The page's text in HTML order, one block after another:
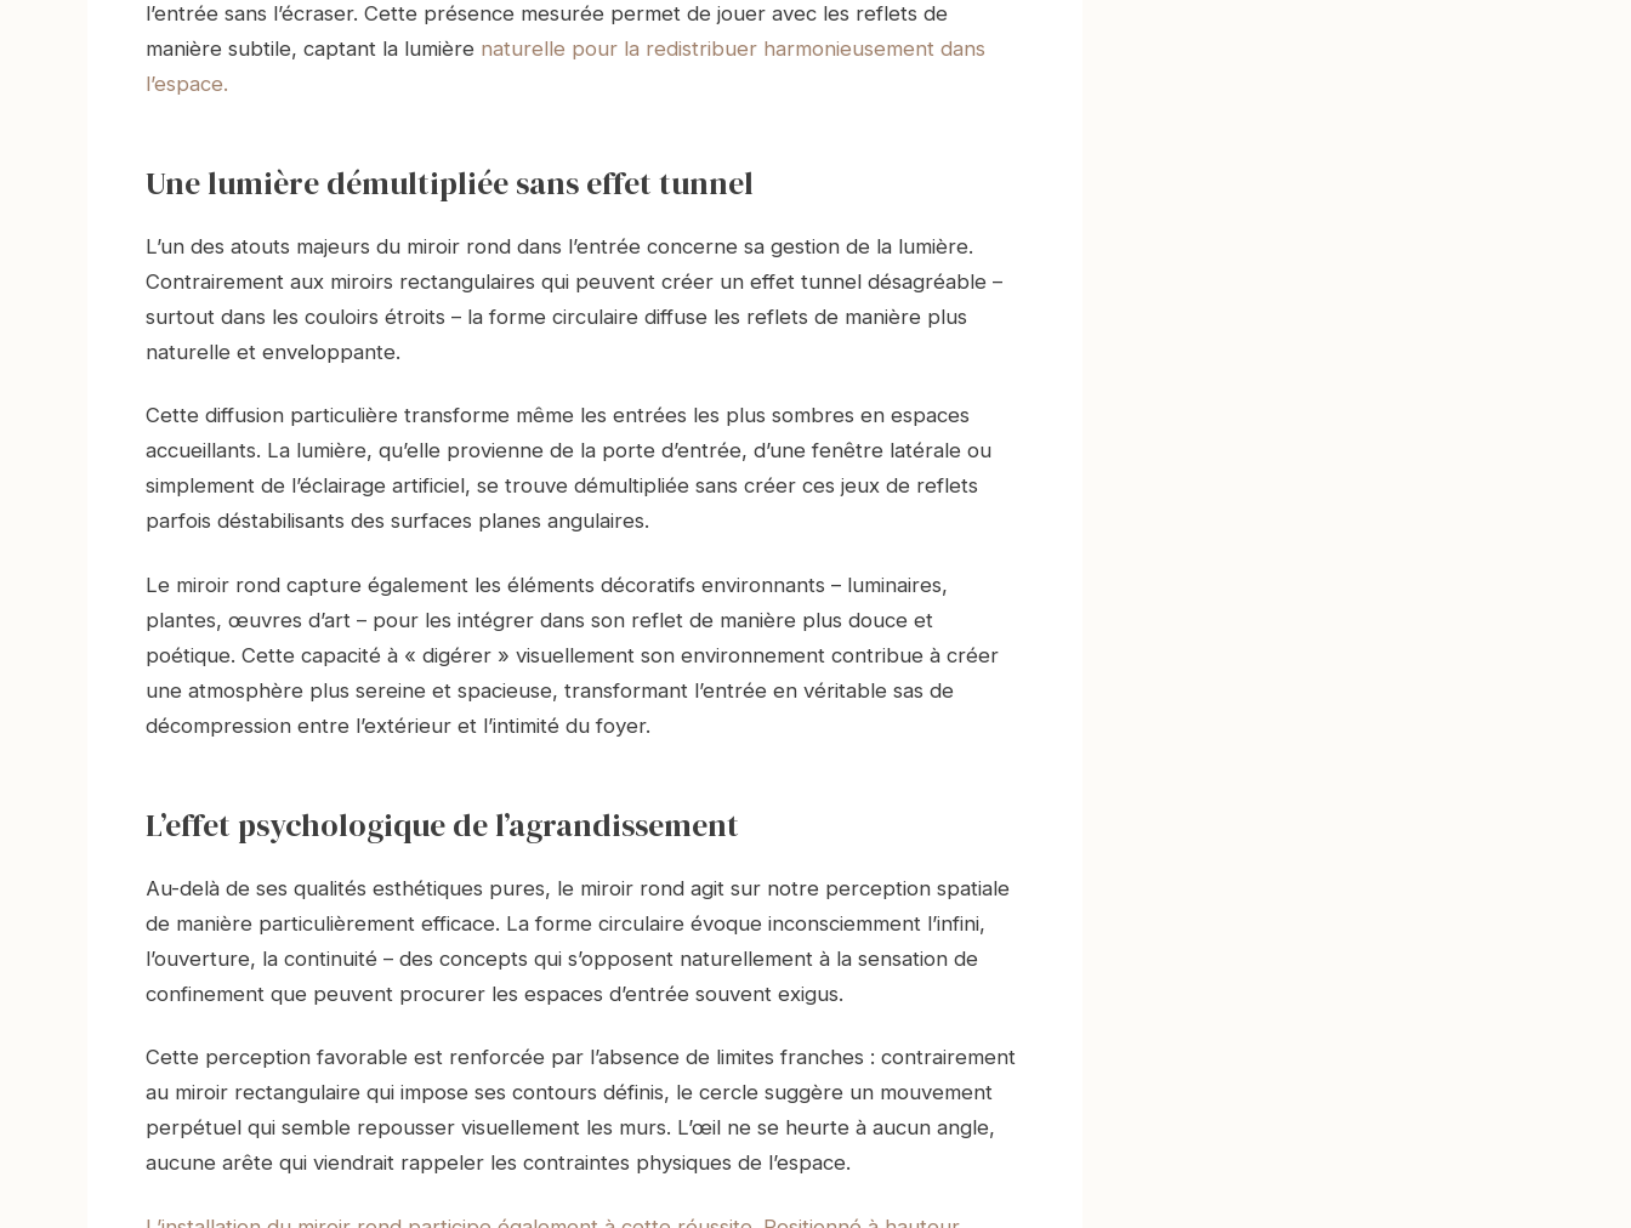
l’entrée sans l’écraser. Cette présence mesurée permet de jouer avec les reflets de
manière subtile, captant la lumière naturelle pour la redistribuer harmonieusement dans
l’espace.
Une lumière démultipliée sans effet tunnel
L’un des atouts majeurs du miroir rond dans l’entrée concerne sa gestion de la lumière.
Contrairement aux miroirs rectangulaires qui peuvent créer un effet tunnel désagréable –
surtout dans les couloirs étroits – la forme circulaire diffuse les reflets de manière plus
naturelle et enveloppante.
Cette diffusion particulière transforme même les entrées les plus sombres en espaces
accueillants. La lumière, qu’elle provienne de la porte d’entrée, d’une fenêtre latérale ou
simplement de l’éclairage artificiel, se trouve démultipliée sans créer ces jeux de reflets
parfois déstabilisants des surfaces planes angulaires.
Le miroir rond capture également les éléments décoratifs environnants – luminaires,
plantes, œuvres d’art – pour les intégrer dans son reflet de manière plus douce et
poétique. Cette capacité à « digérer » visuellement son environnement contribue à créer
une atmosphère plus sereine et spacieuse, transformant l’entrée en véritable sas de
décompression entre l’extérieur et l’intimité du foyer.
L’effet psychologique de l’agrandissement
Au-delà de ses qualités esthétiques pures, le miroir rond agit sur notre perception spatiale
de manière particulièrement efficace. La forme circulaire évoque inconsciemment l’infini,
l’ouverture, la continuité – des concepts qui s’opposent naturellement à la sensation de
confinement que peuvent procurer les espaces d’entrée souvent exigus.
Cette perception favorable est renforcée par l’absence de limites franches : contrairement
au miroir rectangulaire qui impose ses contours définis, le cercle suggère un mouvement
perpétuel qui semble repousser visuellement les murs. L’œil ne se heurte à aucun angle,
aucune arête qui viendrait rappeler les contraintes physiques de l’espace.